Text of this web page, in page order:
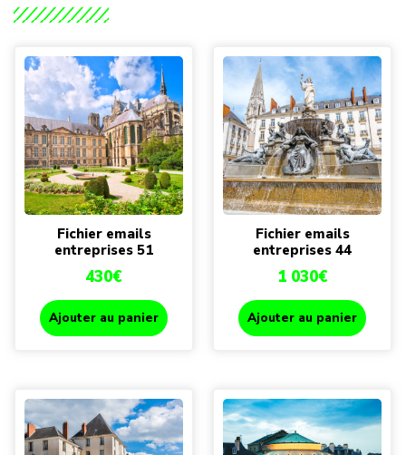
Fichier emails
entreprises 51
430€
Ajouter au panier
Fichier emails
entreprises 44
1 030€
Ajouter au panier